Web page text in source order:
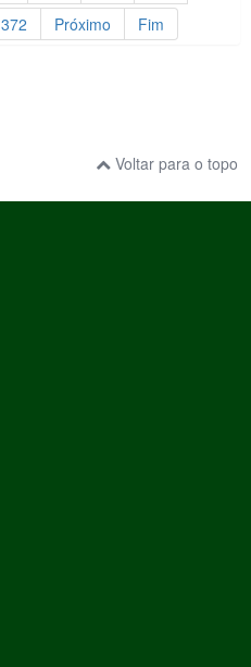
372 Próximo Fim
Voltar para o topo